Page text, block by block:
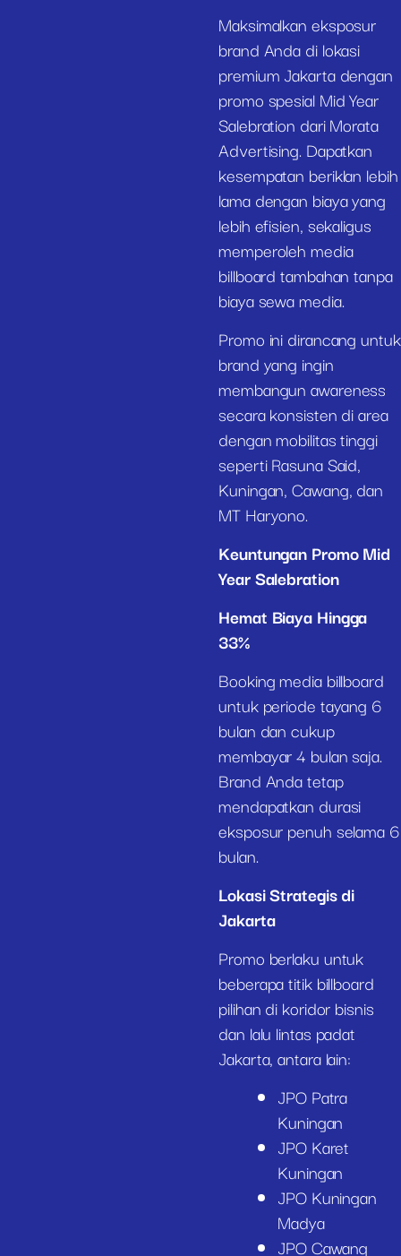
Maksimalkan eksposur
brand Anda di lokasi
premium Jakarta dengan
promo spesial Mid Year
Salebration dari Morata
Advertising. Dapatkan
kesempatan beriklan lebih
lama dengan biaya yang
lebih efisien, sekaligus
memperoleh media
billboard tambahan tanpa
biaya sewa media.
Promo ini dirancang untuk
brand yang ingin
membangun awareness
secara konsisten di area
dengan mobilitas tinggi
seperti Rasuna Said,
Kuningan, Cawang, dan
MT Haryono.
Keuntungan Promo Mid
Year Salebration
Hemat Biaya Hingga
33%
Booking media billboard
untuk periode tayang 6
bulan dan cukup
membayar 4 bulan saja.
Brand Anda tetap
mendapatkan durasi
eksposur penuh selama 6
bulan.
Lokasi Strategis di
Jakarta
Promo berlaku untuk
beberapa titik billboard
pilihan di koridor bisnis
dan lalu lintas padat
Jakarta, antara lain:
JPO Patra
Kuningan
JPO Karet
Kuningan
JPO Kuningan
Madya
JPO Cawang